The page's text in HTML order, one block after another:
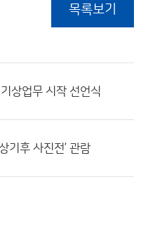
목록보기
상업무 시작 선언식
기후 사진전’ 관람